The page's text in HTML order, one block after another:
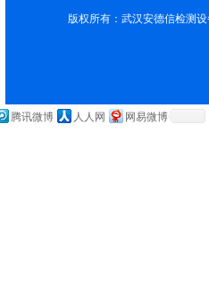
版权所有：武汉安德信检测
腾讯微博 人人网 网易微博